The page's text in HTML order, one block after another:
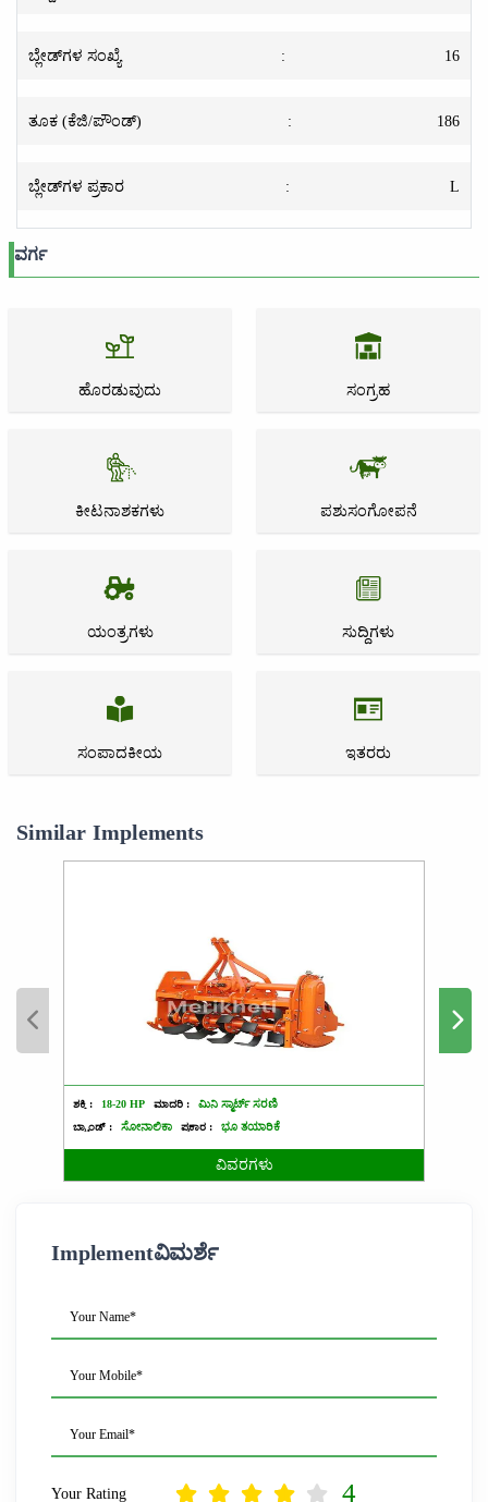
ಬ್ಲೇಡ್‌ಗಳ ಸಂಖ್ಯೆ : 16
ತೂಕ (ಕೆಜಿ/ಪೌಂಡ್) : 186
ಬ್ಲೇಡ್‌ಗಳ ಪ್ರಕಾರ : L
ವರ್ಗ
ಹೊರಡುವುದು ಸಂಗ್ರಹ
ಕೀಟನಾಶಕಗಳು ಪಶುಸಂಗೋಪನೆ
ಯಂತ್ರಗಳು ಸುದ್ದಿಗಳು
ಸಂಪಾದಕೀಯ ಇತರರು
Similar Implements
ಶಕ್ತಿ : 18-20 HP ಮಾದರಿ :
ಮಿನಿ ಸ್ಮಾರ್ಟ್ ಸರಣಿ
ಬ್ರ್ಯಾಂಡ್ :
ಸೋನಾಲಿಕಾ ಪ್ರಕಾರ : ಭೂ ತಯಾರಿಕೆ
ವಿವರಗಳು
Implementವಿಮರ್ಶೆ
Your Name*
Your Mobile*
Your Email*
Your Rating 4